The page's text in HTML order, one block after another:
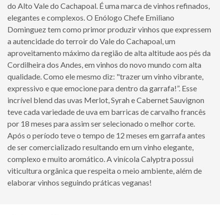
do Alto Vale do Cachapoal. É uma marca de vinhos refinados,
elegantes e complexos. O Enólogo Chefe Emiliano
Dominguez tem como primor produzir vinhos que expressem
a autencidade do terroir do Vale do Cachapoal, um
aproveitamento máximo da região de alta altitude aos pés da
Cordilheira dos Andes, em vinhos do novo mundo com alta
qualidade. Como ele mesmo diz: "trazer um vinho vibrante,
expressivo e que emocione para dentro da garrafa!”. Esse
incrível blend das uvas Merlot, Syrah e Cabernet Sauvignon
teve cada variedade de uva em barricas de carvalho francês
por 18 meses para assim ser selecionado o melhor corte.
Após o período teve o tempo de 12 meses em garrafa antes
de ser comercializado resultando em um vinho elegante,
complexo e muito aromático. A vinícola Calyptra possui
viticultura orgânica que respeita o meio ambiente, além de
elaborar vinhos seguindo práticas veganas!